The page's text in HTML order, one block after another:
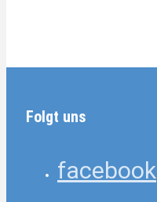
Folgt uns
facebook